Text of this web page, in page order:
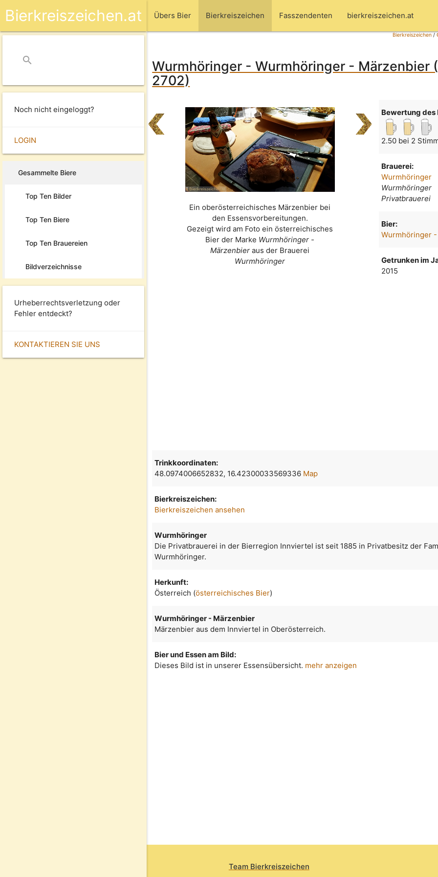
Übers Bier Bierkreiszeichen Fasszendenten bierkreiszeichen.at
Bierkreiszeichen.at
search
Noch nicht eingeloggt?
LOGIN
Gesammelte Biere
Top Ten Bilder
Top Ten Biere
Top Ten Brauereien
Bildverzeichnisse
Urheberrechtsverletzung oder
Fehler entdeckt?
KONTAKTIEREN SIE UNS
Bierkreiszeichen/
Wurmhöringer - Wurmhöringer - Märzenbier
2702)
Ein oberösterreichisches Märzenbier bei
den Essensvorbereitungen.
Gezeigt wird am Foto ein österreichisches
Bier der Marke Wurmhöringer -
Märzenbier aus der Brauerei
Wurmhöringer
Bewertung des
2.50 bei 2
Brauerei:
Wurmhöringer
Wurmhöringer
Privatbrauerei
Bier:
Wurmhöringer
Getrunken im
2015
Trinkkoordinaten:
48.0974006652832, 16.42300033569336 Map
Bierkreiszeichen:
Bierkreiszeichen ansehen
Wurmhöringer
Die Privatbrauerei in der Bierregion Innviertel ist seit 1885 in Privatbesitz der
Wurmhöringer.
Herkunft:
Österreich (österreichisches Bier)
Wurmhöringer - Märzenbier
Märzenbier aus dem Innviertel in Oberösterreich.
Bier und Essen am Bild:
Dieses Bild ist in unserer Essensübersicht. mehr anzeigen
Team Bierkreiszeichen